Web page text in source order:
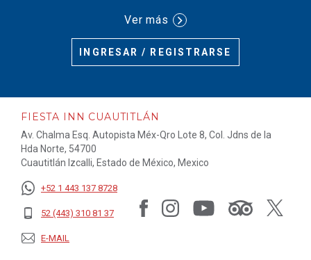
Ver más
INGRESAR / REGISTRARSE
FIESTA INN CUAUTITLÁN
Av. Chalma Esq. Autopista Méx-Qro Lote 8, Col. Jdns de la
Hda Norte, 54700
Cuautitlán Izcalli, Estado de México, Mexico
+52 1 443 137 8728
52 (443) 310 81 37
E-MAIL